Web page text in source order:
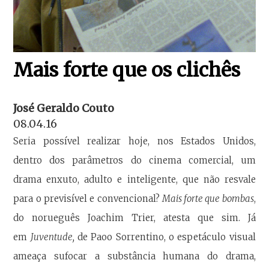
Mais forte que os clichês
José Geraldo Couto
08.04.16
Seria possível realizar hoje, nos Estados Unidos,
dentro dos parâmetros do cinema comercial, um
drama enxuto, adulto e inteligente, que não resvale
para o previsível e convencional? Mais forte que bombas,
do norueguês Joachim Trier, atesta que sim. Já
em Juventude, de Paoo Sorrentino, o espetáculo visual
ameaça sufocar a substância humana do drama,